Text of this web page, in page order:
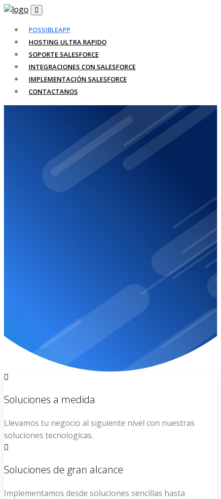
POSSIBLEAPP
HOSTING ULTRA RAPIDO
SOPORTE SALESFORCE
INTEGRACIONES CON SALESFORCE
IMPLEMENTACIÓN SALESFORCE
CONTACTANOS
Sitio web
Por favor contactanos dado que tu sitio web ha sido
Soluciones a medida
Llevamos tu negocio al siguiente nivel con nuestras
soluciones tecnologicas.
Soluciones de gran alcance
Implementamos desde soluciones sencillas hasta